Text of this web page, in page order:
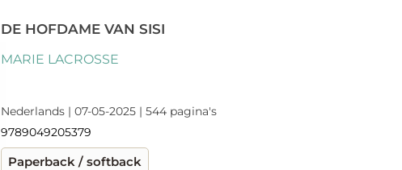
DE HOFDAME VAN SISI
MARIE LACROSSE
Nederlands | 07-05-2025 | 544 pagina's
9789049205379
Paperback / softback